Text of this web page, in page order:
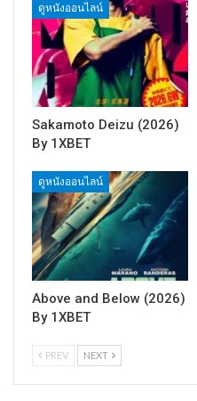
ดูหนังออนไลน์
Sakamoto Deizu (2026)
By 1XBET
ดูหนังออนไลน์
Above and Below (2026)
By 1XBET
PREV NEXT